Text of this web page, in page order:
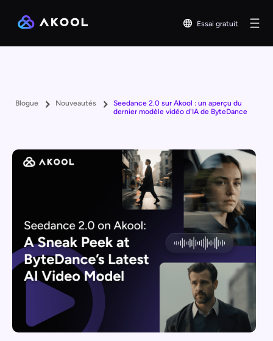
Essai gratuit
Blogue Nouveautés
Seedance 2.0 sur Akool : un aperçu du
dernier modèle vidéo d'IA de ByteDance